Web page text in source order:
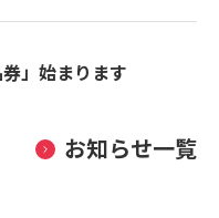
」始まります
お知らせ一覧